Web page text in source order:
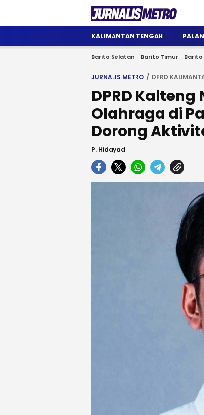
Jurnalis Metro
Satu Wadah Informasi
KALIMANTAN TENGAH
Barito Selatan Barito Timur
JURNALIS METRO DPRD
DPRD
Olahraga di
Dorong
P. Hidayad